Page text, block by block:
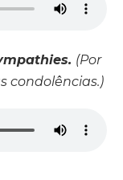
(Por
condolências.)